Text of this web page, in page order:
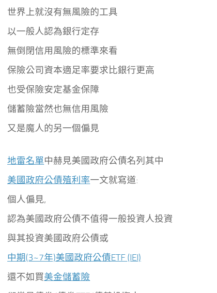
世界上就沒有無風險的工具
以一般人認為銀行定存
無倒閉信用風險的標準來看
保險公司資本適足率要求比銀行更高
也受保險安定基金保障
儲蓄險當然也無信用風險
又是魔人的另一個偏見
地雷名單中赫見美國政府公債名列其中
美國政府公債殖利率一文就寫道:
個人偏見,
認為美國政府公債不值得一般投資人投資
與其投資美國政府公債或
中期(3~7年)美國政府公債ETF (IEI)
還不如買美金儲蓄險